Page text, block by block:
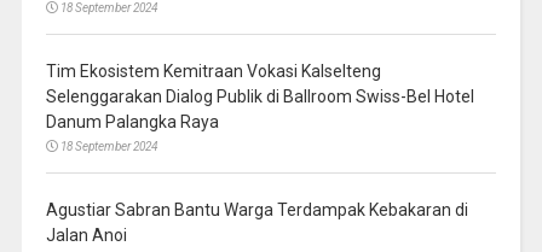
18 September 2024
Tim Ekosistem Kemitraan Vokasi Kalselteng
Selenggarakan Dialog Publik di Ballroom Swiss-Bel Hotel
Danum Palangka Raya
18 September 2024
Agustiar Sabran Bantu Warga Terdampak Kebakaran di
Jalan Anoi